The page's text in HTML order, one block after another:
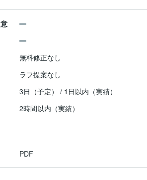
無料修正なし
ラフ提案なし
3日（予定） / 1日以内（実績）
2時間以内（実績）
PDF